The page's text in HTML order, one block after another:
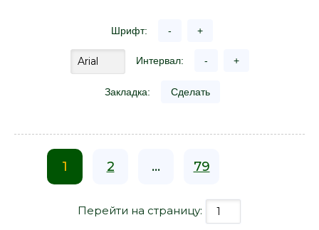
Шрифт: - +
Интервал: - +
Закладка: Сделать
1 2 ... 79
Перейти на страницу: